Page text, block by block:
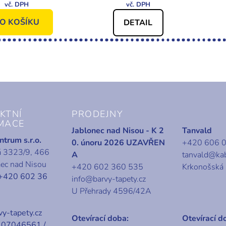
KOŠÍKU DETAIL
s.r.o.
3323/9, 466
nad Nisou
602 36
tapety.cz
PRODEJNY
Jablonec nad Nisou - K 2
0. únoru 2026 UZAVŘEN
A
+420 602 360 535
info@barvy-tapety.cz
U Přehrady 4596/42A
Tanvald
+420 606
Otevírací doba:
Otevírací